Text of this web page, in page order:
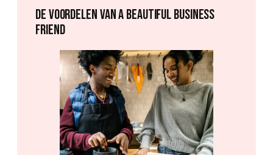
DE VOORDELEN VAN A BEAUTIFUL BUSINESS
FRIEND